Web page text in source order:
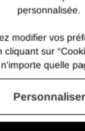
et recevez nos
personnalisée.
modifier vos
cliquant sur
n'importe quelle
Personnaliser